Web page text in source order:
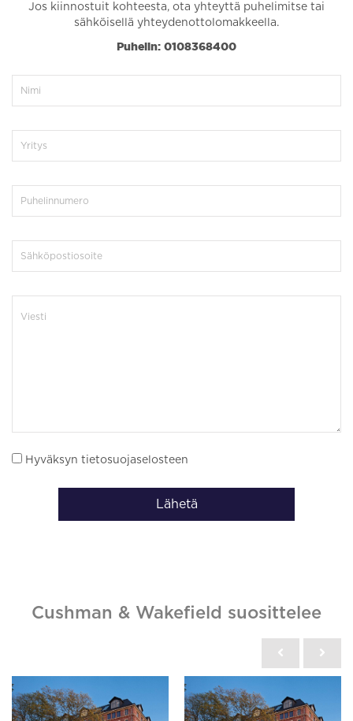
Jos kiinnostuit kohteesta, ota yhteyttä puhelimitse tai
sähköisellä yhteydenottolomakkeella.
Puhelin: 0108368400
Hyväksyn tietosuojaselosteen
Lähetä
Cushman & Wakefield suosittelee